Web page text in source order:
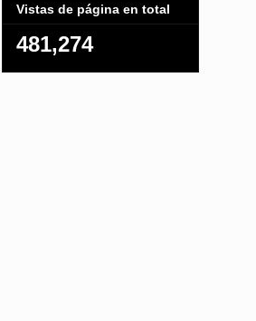
Vistas de página en total
481,274